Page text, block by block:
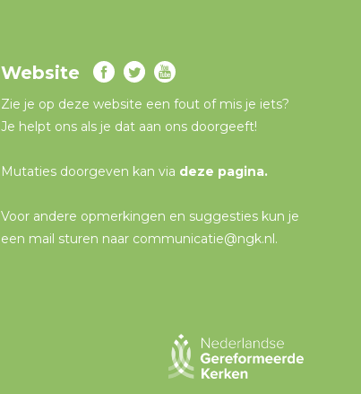
Website
Zie je op deze website een fout of mis je iets?
Je helpt ons als je dat aan ons doorgeeft!
Mutaties doorgeven kan via deze pagina.
Voor andere opmerkingen en suggesties kun je
een mail sturen naar communicatie@ngk.nl.